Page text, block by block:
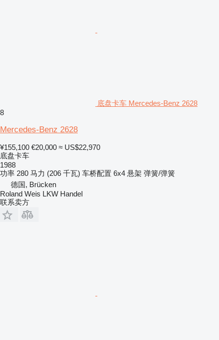
底盘卡车 Mercedes-Benz 2628
8
Mercedes-Benz 2628
¥155,100 €20,000 ≈ US$22,970
底盘卡车
1988
功率 280 马力 (206 千瓦) 车桥配置 6x4 悬架 弹簧/弹簧
德国, Brücken
Roland Weis LKW Handel
联系卖方